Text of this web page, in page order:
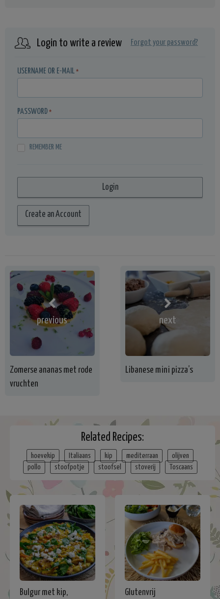
Login to write a review Forgot your password?
USERNAME OR E-MAIL *
PASSWORD *
REMEMBER ME
Create an Account
previous
Zomerse ananas met rode
vruchten
next
Libanese mini pizza’s
Related Recipes:
hoevekip Italiaans kip mediterraan
olijven
pollo
stoofpotje stoofsel stoverij Toscaans
Bulgur met kip,
Glutenvrij